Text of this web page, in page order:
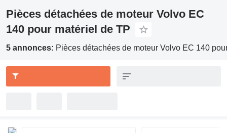
Pièces détachées de moteur Volvo EC
140 pour matériel de TP
5 annonces: Pièces détachées de moteur Volvo EC 140